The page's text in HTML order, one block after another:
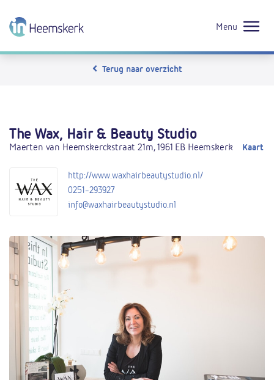
Menu
Terug naar overzicht
The Wax, Hair & Beauty Studio
Maerten van Heemskerckstraat 21m, 1961 EB Heemskerk Kaart
http://www.waxhairbeautystudio.nl/
0251-293927
info@waxhairbeautystudio.nl